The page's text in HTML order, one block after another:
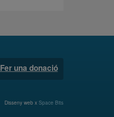
Fer una donació
Disseny web x Space Bits